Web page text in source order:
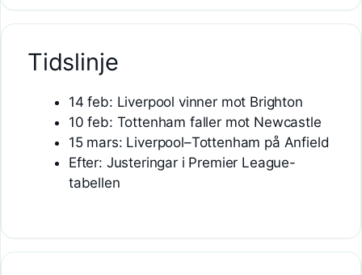
Tidslinje
14 feb: Liverpool vinner mot Brighton
10 feb: Tottenham faller mot Newcastle
15 mars: Liverpool–Tottenham på Anfield
Efter: Justeringar i Premier League-
tabellen